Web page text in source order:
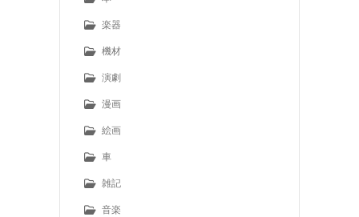
楽器
機材
演劇
漫画
絵画
車
雑記
音楽